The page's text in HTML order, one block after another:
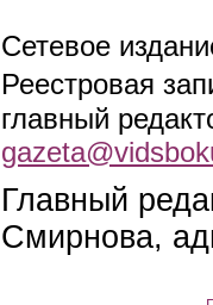
Сетевое
Реестровая
главный
Главный
Смирнова,